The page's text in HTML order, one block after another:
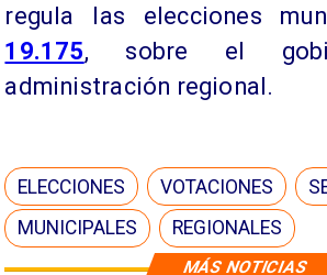
MÁS NOTICIAS
regula las elecciones
19.175, sobre el
administración regional.
ELECCIONES VOTACIONES
MUNICIPALES
REGIONALES